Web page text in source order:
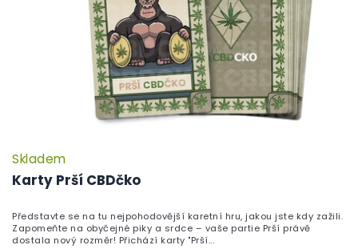
Karty Prší CBDčko
Skladem
Představte se na tu nejpohodovější karetní hru, jakou jste kdy zažili.
Zapomeňte na obyčejné piky a srdce – vaše partie Prší právě
dostala nový rozměr! Přichází karty "Prší...